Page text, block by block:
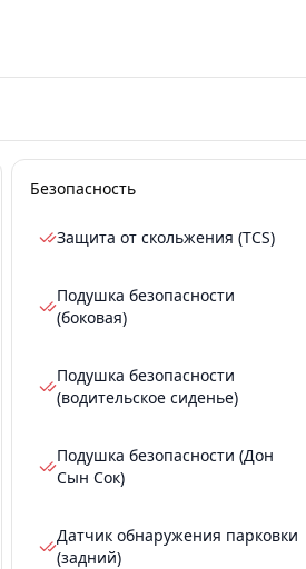
Безопасность
Защита от скольжения (TCS)
Подушка безопасности
(боковая)
Подушка безопасности
(водительское сиденье)
Подушка безопасности (Дон
Сын Сок)
Датчик обнаружения парковки
(задний)